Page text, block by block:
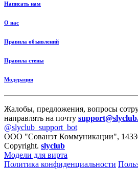
Написать нам
О нас
Правила объявлений
Правила стены
Модерация
Жалобы, предложения, вопросы
направлять на почту
@slyclub_support_bot
ООО "Сованэт Коммуникации",
Copyright. slyclub
Модели для вирта
Политика конфиденциальности